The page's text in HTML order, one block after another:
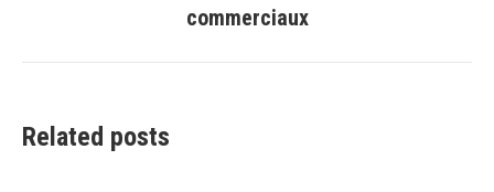
post:
commerciaux
Related posts